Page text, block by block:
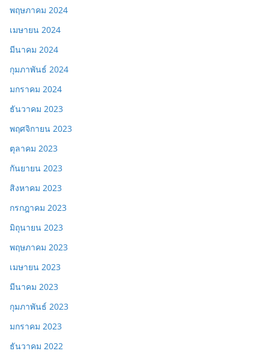
พฤษภาคม 2024
เมษายน 2024
มีนาคม 2024
กุมภาพันธ์ 2024
มกราคม 2024
ธันวาคม 2023
พฤศจิกายน 2023
ตุลาคม 2023
กันยายน 2023
สิงหาคม 2023
กรกฎาคม 2023
มิถุนายน 2023
พฤษภาคม 2023
เมษายน 2023
มีนาคม 2023
กุมภาพันธ์ 2023
มกราคม 2023
ธันวาคม 2022